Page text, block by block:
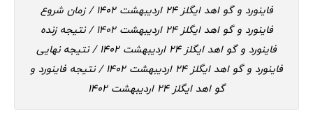
فاینورد و گو اهد ایگلز 24 اردیبهشت 1402 / زمان شروع
فاینورد و گو اهد ایگلز 24 اردیبهشت 1402 / نتیجه زنده
فاینورد و گو اهد ایگلز 24 اردیبهشت 1402 / نتیجه نهایی
فاینورد و گو اهد ایگلز 24 اردیبهشت 1402 / نتیجه فاینورد و
گو اهد ایگلز 24 اردیبهشت 1402